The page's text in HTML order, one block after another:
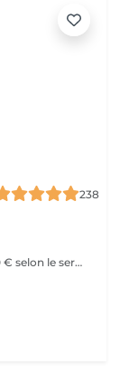
238
Les prix peuvent varier entre 50,00 € et 70,00 € selon le service